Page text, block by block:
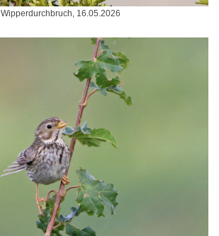
Wipperdurchbruch, 16.05.2026